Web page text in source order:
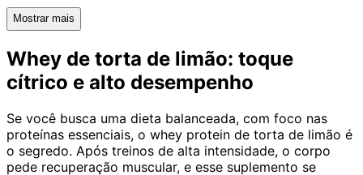
Mostrar mais
Whey de torta de limão: toque
cítrico e alto desempenho
Se você busca uma dieta balanceada, com foco nas
proteínas essenciais, o whey protein de torta de limão é
o segredo. Após treinos de alta intensidade, o corpo
pede recuperação muscular, e esse suplemento se